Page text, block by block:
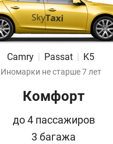
Camry Passat K5
Иномарки не старше 7 лет
Комфорт
до 4 пассажиров
3 багажа